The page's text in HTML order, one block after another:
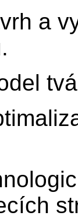
a